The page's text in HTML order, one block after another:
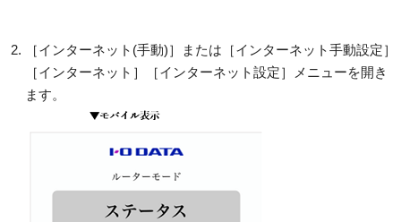
［インターネット(手動)］または［インターネット手動設定］
［インターネット］［インターネット設定］メニューを開き
ます。